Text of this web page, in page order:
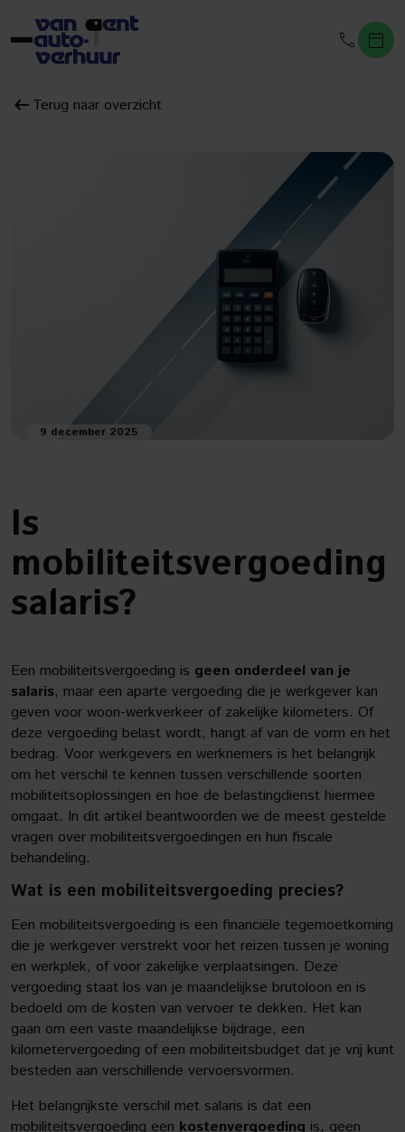
Terug naar overzicht
9 december 2025
Is
mobiliteitsvergoeding
salaris?
Een mobiliteitsvergoeding is geen onderdeel van je
salaris, maar een aparte vergoeding die je werkgever kan
geven voor woon-werkverkeer of zakelijke kilometers. Of
deze vergoeding belast wordt, hangt af van de vorm en het
bedrag. Voor werkgevers en werknemers is het belangrijk
om het verschil te kennen tussen verschillende soorten
mobiliteitsoplossingen en hoe de belastingdienst hiermee
omgaat. In dit artikel beantwoorden we de meest gestelde
vragen over mobiliteitsvergoedingen en hun fiscale
behandeling.
Wat is een mobiliteitsvergoeding precies?
Een mobiliteitsvergoeding is een financiële tegemoetkoming
die je werkgever verstrekt voor het reizen tussen je woning
en werkplek, of voor zakelijke verplaatsingen. Deze
vergoeding staat los van je maandelijkse brutoloon en is
bedoeld om de kosten van vervoer te dekken. Het kan
gaan om een vaste maandelijkse bijdrage, een
kilometervergoeding of een mobiliteitsbudget dat je vrij kunt
besteden aan verschillende vervoersvormen.
Het belangrijkste verschil met salaris is dat een
mobiliteitsvergoeding een kostenvergoeding is, geen